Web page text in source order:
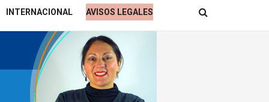
INTERNACIONAL AVISOS LEGALES